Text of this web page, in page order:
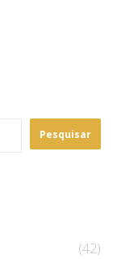
Pesquisar
(42)